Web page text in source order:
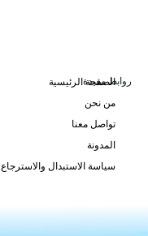
روابط مفيدة
الصفحة الرئيسية
من نحن
تواصل معنا
المدونة
سياسة الاستبدال والاسترجاع